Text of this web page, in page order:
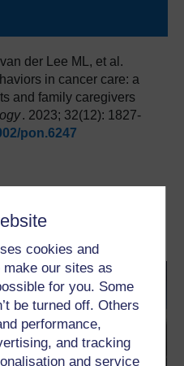
cookies and
our sites as
for you. Some
be turned off. Others
performance,
and tracking
and service
der Lee ML, et al.
in cancer care: a
and family caregivers
. 2023; 32(12): 1827-
pon.6247